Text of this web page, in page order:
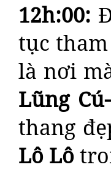
12h:00:
tục
là nơi
Lũng Cú-
thang
Lô Lô